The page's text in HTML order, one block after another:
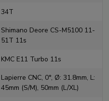
34T
Shimano Deore CS-M5100 11-
51T 11s
KMC E11 Turbo 11s
Lapierre CNC, 0°, Ø: 31.8mm, L:
45mm (S/M), 50mm (L/XL)